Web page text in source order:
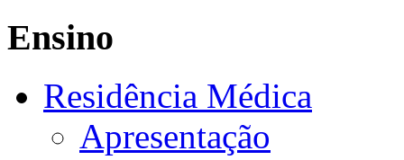
Ensino
Residência Médica
Apresentação